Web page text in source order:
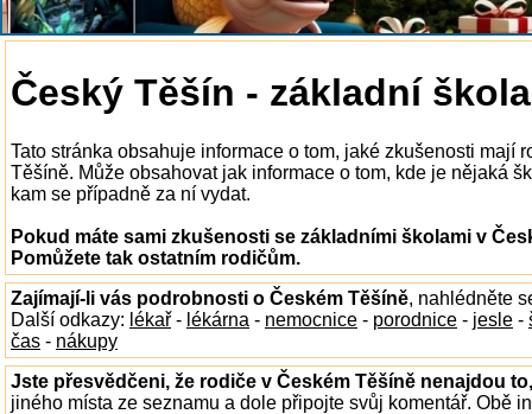
Český Těšín - základní škola
Tato stránka obsahuje informace o tom, jaké zkušenosti mají
Těšíně. Může obsahovat jak informace o tom, kde je nějaká
kam se případně za ní vydat.
Pokud máte sami zkušenosti se základními školami v
Pomůžete tak ostatním rodičům.
Zajímají-li vás podrobnosti o Českém Těšíně, nahlédněte
Další odkazy: lékař - lékárna - nemocnice - porodnice - jesle -
čas - nákupy
Jste přesvědčeni, že rodiče v Českém Těšíně nenajdou
jiného místa ze seznamu a dole připojte svůj komentář. Obě